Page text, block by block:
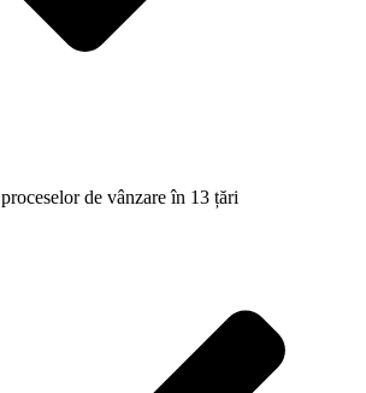
de vânzare în 13 țări